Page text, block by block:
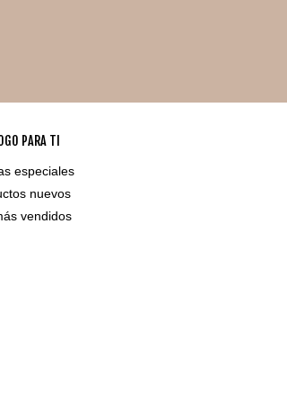
PARA TI
especiales
nuevos
vendidos